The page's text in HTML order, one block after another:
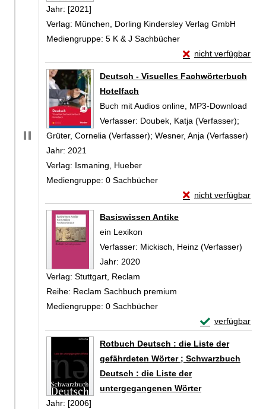
Jahr: [2021]
Verlag: München, Dorling Kindersley Verlag GmbH
Mediengruppe: 5 K & J Sachbücher
nicht verfügbar
Exemplar-Details
Deutsch - Visuelles Fachwörterbuch
Hotelfach
Buch mit Audios online, MP3-Download
Verfasser: Doubek, Katja (Verfasser);
Grüter, Cornelia (Verfasser); Wesner, Anja (Verfasser)
Jahr: 2021
Verlag: Ismaning, Hueber
Mediengruppe: 0 Sachbücher
nicht verfügbar
Exemplar-Details
Basiswissen Antike
ein Lexikon
Verfasser: Mickisch, Heinz (Verfasser)
Jahr: 2020
Verlag: Stuttgart, Reclam
Reihe: Reclam Sachbuch premium
Mediengruppe: 0 Sachbücher
verfügbar
Exemplar-
Rotbuch Deutsch : die Liste der
gefährdeten Wörter ; Schwarzbuch
Deutsch : die Liste der
untergegangenen Wörter
Suche nach diesem Verfasser
Jahr: [2006]